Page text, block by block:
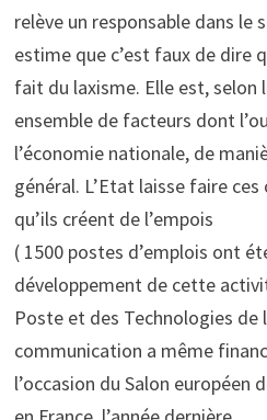
relève un responsable dans le
estime que c’est faux de dire
fait du laxisme. Elle est, selon
ensemble de facteurs dont
l’économie nationale, de
général. L’Etat laisse faire
qu’ils créent de l’empois
( 1500 postes d’emplois ont
développement de cette
Poste et des Technologies
communication a même
l’occasion du Salon européen